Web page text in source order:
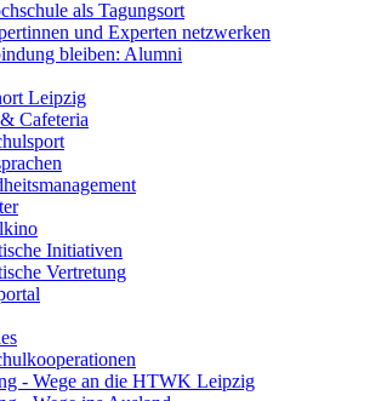
als Tagungsort
und Experten netzwerken
bleiben: Alumni
Leipzig
Cafeteria
Initiativen
Vertretung
- Wege an die HTWK Leipzig